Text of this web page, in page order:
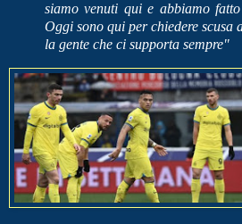
siamo venuti qui e abbiamo fatto
Oggi sono qui per chiedere scusa
la gente che ci supporta sempre"